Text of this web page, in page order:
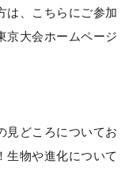
は、こちらにご参加
京大会ホームページ
どころについてお
生物や進化について